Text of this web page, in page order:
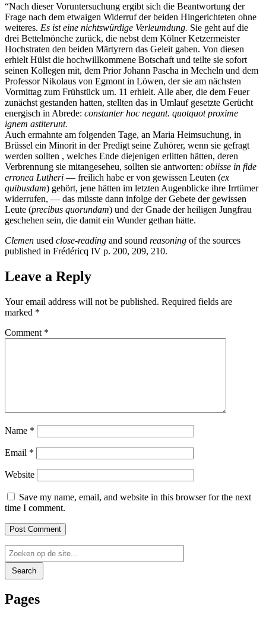
“Nach dieser Voruntersuchung ergibt sich die Beantwortung der
Frage nach dem etwaigen Widerruf der beiden Hingerichteten ohne
weiteres. Es ist eine nichtswürdige Verleumdung. Sie geht auf die
drei Bettelmönche zurück, die nebst dem Kölner Ketzermeister
Hochstraten den beiden Märtyrern das Geleit gaben. Von diesen
erhielt Hülst die hochwillkommene Botschaft und teilte sie sofort
seinen Kollegen mit, dem Prior Johann Pascha in Mecheln und dem
Professor Nikolaus von Egmont in Löwen, der sie am nächsten
Vormittag zum Frühstück um. 11 erhielt. Alle aber, die dem Feuer
zunächst gestanden hatten, stellten das in Umlauf gesetzte Gerücht
energisch in Abrede: constanter hoc negant. quotquot proxime
ignem astiterunt.
Auch ermahnte am folgenden Tage, an Maria Heimsuchung, in
Brüssel ein Minorit in der Predigt seine Zuhörer, wenn sie gefragt
werden sollten , welches Ende diejenigen erlitten hätten, deren
Verbrennung sie mitangeseheu, sollten sie antworten: obiisse in fide
erronea Lutheri — freilich habe er von gewissen Leuten (ex
quibusdam) gehört, jene hätten im letzten Augenblicke ihre Irrtümer
widerrufen, — das müsste dann infolge der Gebete der gewissen
Leute (precibus quorundam) und der Gnade der heiligen Jungfrau
geschehen sein, die damit ein Wunder gethan hätte.
Clemen used close-reading and sound reasoning of the sources
published in Frédéricq IV p. 200, 209, 210.
Leave a Reply
Your email address will not be published. Required fields are
marked *
Comment *
Name *
Email *
Website
Save my name, email, and website in this browser for the next
time I comment.
Search
Pages